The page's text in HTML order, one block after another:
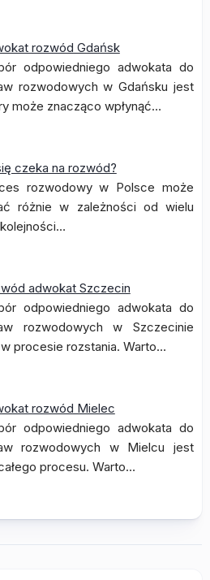
rozwód Gdańsk
odpowiedniego adwokata do
rozwodowych w Gdańsku jest
może znacząco wpłynąć…
czeka na rozwód?
rozwodowy w Polsce może
różnie w zależności od wielu
adwokat Szczecin
odpowiedniego adwokata do
rozwodowych w Szczecinie
procesie rozstania. Warto…
rozwód Mielec
odpowiedniego adwokata do
rozwodowych w Mielcu jest
procesu. Warto…